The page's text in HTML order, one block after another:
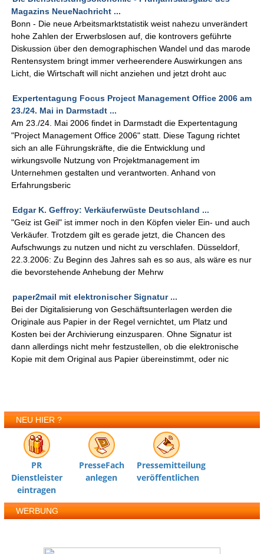
Magazins NeueNachricht ...
Bonn - Die neue Arbeitsmarktstatistik weist nahezu unverändert
hohe Zahlen der Erwerbslosen auf, die kontrovers geführte
Diskussion über den demographischen Wandel und das marode
Rentensystem bringt immer verheerendere Auswirkungen ans
Licht, die Wirtschaft will nicht anziehen und jetzt droht auc
Expertentagung Focus Project Management Office 2006 am
23./24. Mai in Darmstadt ...
Am 23./24. Mai 2006 findet in Darmstadt die Expertentagung
"Project Management Office 2006" statt. Diese Tagung richtet
sich an alle Führungskräfte, die die Entwicklung und
wirkungsvolle Nutzung von Projektmanagement im
Unternehmen gestalten und verantworten. Anhand von
Erfahrungsberic
Edgar K. Geffroy: Verkäuferwüste Deutschland ...
"Geiz ist Geil" ist immer noch in den Köpfen vieler Ein- und auch
Verkäufer. Trotzdem gilt es gerade jetzt, die Chancen des
Aufschwungs zu nutzen und nicht zu verschlafen. Düsseldorf,
22.3.2006: Zu Beginn des Jahres sah es so aus, als wäre es nur
die bevorstehende Anhebung der Mehrw
paper2mail mit elektronischer Signatur ...
Bei der Digitalisierung von Geschäftsunterlagen werden die
Originale aus Papier in der Regel vernichtet, um Platz und
Kosten bei der Archivierung einzusparen. Ohne Signatur ist
dann allerdings nicht mehr festzustellen, ob die elektronische
Kopie mit dem Original aus Papier übereinstimmt, oder nic
NEU HIER ?
PR
Dienstleister
eintragen
PresseFach
anlegen
Pressemitteilung
veröffentlichen
WERBUNG